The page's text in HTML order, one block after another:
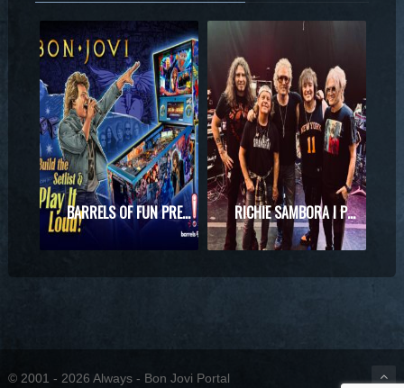
BARRELS OF FUN PREZENTUJE MASZYNĘ DO PINBALLA Z MOTYWAMI BON JOVI RICHIE SAMBORA I PHIL X RAZEM NA SCENIE! WYJĄTKOWE SPOTKANIE PODCZAS KONCERTU KINGS OF CHAOS
© 2001 - 2026 Always - Bon Jovi Portal